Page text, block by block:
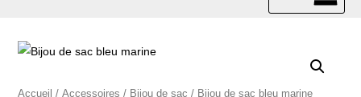
Accueil / Accessoires / Bijou de sac / Bijou de sac bleu marine